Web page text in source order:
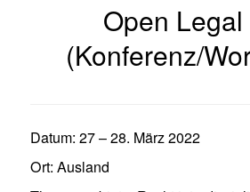
Open
(Konferenz/
Datum: 27–28. März 2022
Ort: Ausland